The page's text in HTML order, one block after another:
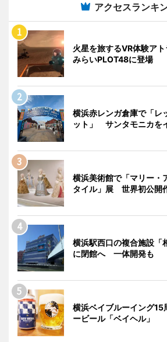
アクセスランキ
火星を旅するVR体験ア
みらいPLOT48に登場
横浜赤レンガ倉庫で「レ
ット」 サンタモニカを
横浜美術館で「マリー・
タイル」展 世界初公開
横浜駅西口の複合施設「
に閉館へ 一体開発も
横浜ベイブルーイング
ービール「ベイヘル」